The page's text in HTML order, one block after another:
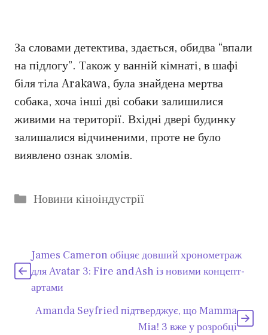
За словами детектива, здається, обидва “впали
на підлогу”. Також у ванній кімнаті, в шафі
біля тіла Arakawa, була знайдена мертва
собака, хоча інші дві собаки залишилися
живими на території. Вхідні двері будинку
залишалися відчиненими, проте не було
виявлено ознак зломів.
Категорії
Новини кіноіндустрії
James Cameron обіцяє довший хронометраж
для Avatar 3: Fire and Ash із новими концепт-
артами
Amanda Seyfried підтверджує, що Mamma
Mia! 3 вже у розробці